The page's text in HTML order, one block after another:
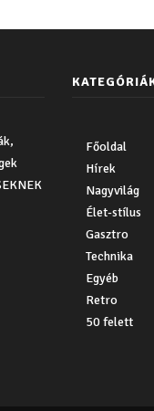
Főoldal
Hírek
Nagyvilág
Élet-stílus
Gasztro
Technika
Egyéb
Retro
50 felett